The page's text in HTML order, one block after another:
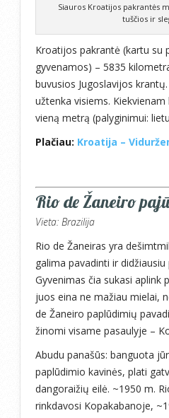
Siauros Kroatijos pakrantės
tuščios ir
Kroatijos pakrantė (kartu su
gyvenamos) – 5835
buvusios Jugoslavijos
užtenka visiems.
vieną metrą (palyginimui:
Plačiau: Kroatija –
Rio de Žaneiro
Vieta: Brazilija
Rio de Žaneiras yra
galima pavadinti ir
Gyvenimas čia sukasi aplink
juos eina ne mažiau mielai,
de Žaneiro paplūdimių
žinomi visame pasaulyje –
Abudu panašūs: banguota
paplūdimio kavinės, plati
dangoraižių eilė. ~1950 m.
rinkdavosi Kopakabanoje,